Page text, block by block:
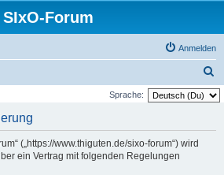
SIxO-Forum
Anmelden
u
Sprache:
(„https://www.thiguten.de/sixo-forum“) wird
ein Vertrag mit folgenden Regelungen